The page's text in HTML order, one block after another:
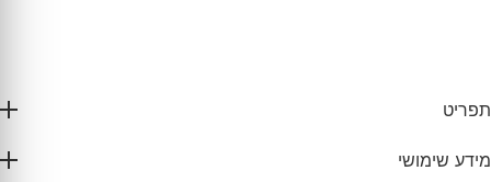
תפריט
מידע שימושי